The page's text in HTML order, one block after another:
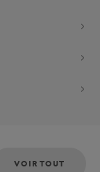
VOIR TOUT